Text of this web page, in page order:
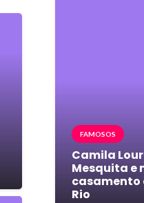
FAMOSOS
Camila
Mesquita e
casamento
Rio